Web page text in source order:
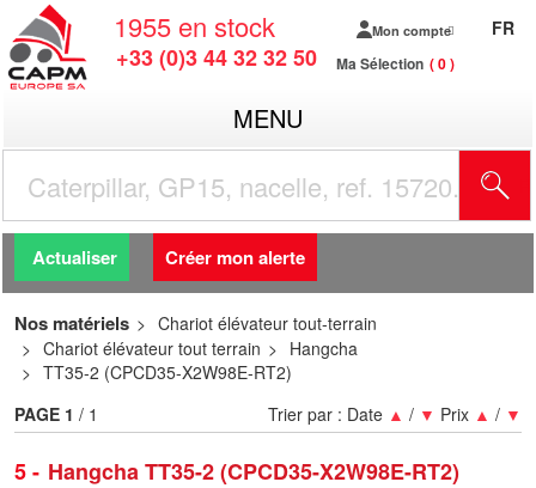
1955 en stock
+33 (0)3 44 32 32 50
Mon compte
Ma Sélection 0
FR
MENU
Actualiser Créer mon alerte
Nos matériels
Chariot élévateur tout-terrain
Chariot élévateur tout terrain
Hangcha
TT35-2 (CPCD35-X2W98E-RT2)
5 Hangcha TT35-2 (CPCD35-X2W98E-RT2)
Trier par : Date ▲ / ▼ Prix ▲ / ▼
PAGE 1 / 1